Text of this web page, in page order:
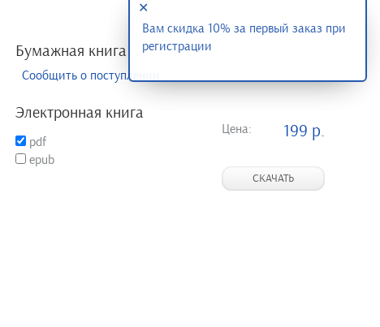
Бумажная книга
Сообщить о поступлении
Электронная книга
pdf
epub
Цена: 199 р.
СКАЧАТЬ
Вам скидка 10% за первый заказ при
регистрации
✕